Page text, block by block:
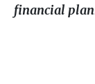
financial